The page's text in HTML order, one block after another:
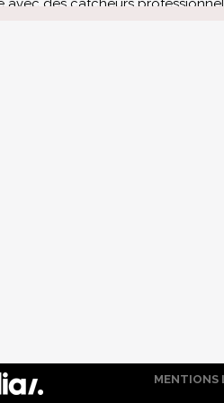
avec des catcheurs
MENTIONS